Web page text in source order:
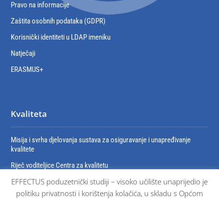
Pravo na informacije
Zaštita osobnih podataka (GDPR)
Korisnički identiteti u LDAP imeniku
Natječaji
ERASMUS+
Kvaliteta
Misija i svrha djelovanja sustava za osiguravanje i unapređivanje
kvalitete
Riječ voditeljice Centra za kvalitetu
Organizacija sustava za osiguravanje i unaprjeđivanje kvalitete
Dokumenti sustava osiguravanja kvalitete
EFFECTUS poduzetnički studiji – visoko učilište unaprijedio je
politiku privatnosti i korištenja kolačića, u skladu s Općom